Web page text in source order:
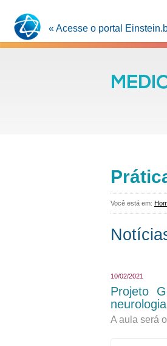
« Acesse o portal
Você está em:
10/02/2021
Projeto
neurologia
A aula será